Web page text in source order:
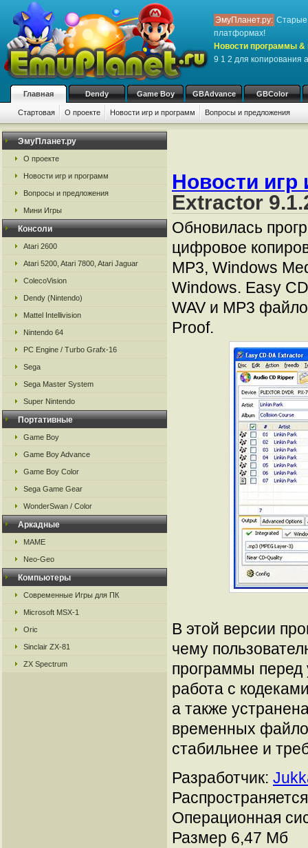
ЭмуПланет.ру: Старые
платформах!
Новости программы &
9 1 2 для копирования
Главная Dendy Game Boy GBAdvance GBColor
Стартовая О проекте Новости игр и программ Вопросы и предложения
ЭмуПланет.ру
О проекте
Новости игр и программ
Вопросы и предложения
Мини Игры
Консоли
Atari 2600
Atari 5200, Atari 7800, Atari Jaguar
ColecoVision
Dendy (Nintendo)
Mattel Intellivision
Nintendo 64
PC Engine / Turbo Grafx-16
Sega
Sega Master System
Super Nintendo
Портативные
Game Boy
Game Boy Advance
Game Boy Color
Sega Game Gear
WonderSwan / Color
Аркадные
MAME
Neo-Geo
Компьютеры
Современные Игры для ПК
Microsoft MSX-1
Oric
Sinclair ZX-81
ZX Spectrum
Новости игр
Extractor
Обновилась
цифровое
MP3, Windows
Windows. Easy
WAV и MP3
Proof.
В этой версии
чему
программы перед
работа с
а также
временных
стабильнее и
Разработчик:
Операционная
Размер 6,47 Мб